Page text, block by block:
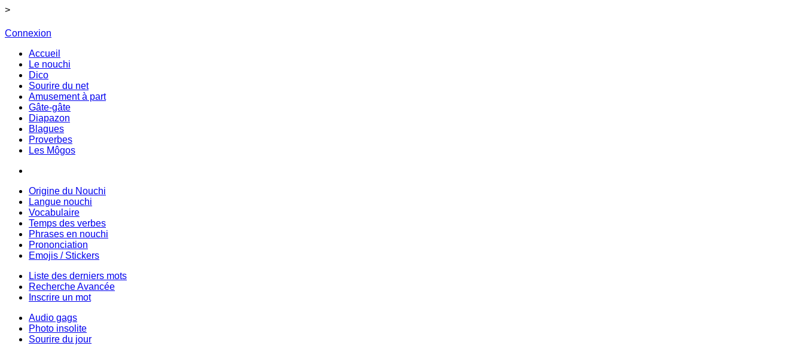
>
Connexion
Accueil
Le nouchi
Dico
Sourire du net
Amusement à part
Gâte-gâte
Diapazon
Blagues
Proverbes
Les Môgos
Origine du Nouchi
Langue nouchi
Vocabulaire
Temps des verbes
Phrases en nouchi
Prononciation
Emojis / Stickers
Liste des derniers mots
Recherche Avancée
Inscrire un mot
Audio gags
Photo insolite
Sourire du jour